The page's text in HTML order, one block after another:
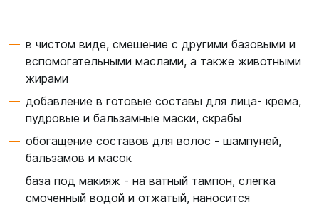
в чистом виде, смешение с другими базовыми и
вспомогательными маслами, а также животными
жирами
добавление в готовые составы для лица- крема,
пудровые и бальзамные маски, скрабы
обогащение составов для волос - шампуней,
бальзамов и масок
база под макияж - на ватный тампон, слегка
смоченный водой и отжатый, наносится